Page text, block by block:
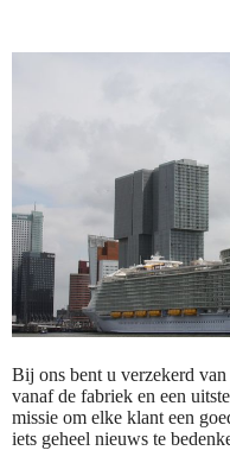
Bij ons bent u verzekerd
vanaf de fabriek en een
missie om elke klant een
iets geheel nieuws te